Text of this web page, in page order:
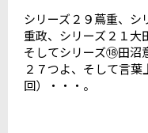
シリーズ２９蔦重、
重政、シリーズ２１大
そしてシリーズ⑱田沼
２７つよ、そして言
回）・・・。